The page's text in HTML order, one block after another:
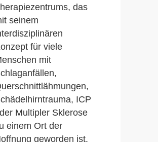
das
seinem
für viele
mit
ICP
Multipler Sklerose
einem Ort der
geworden ist.